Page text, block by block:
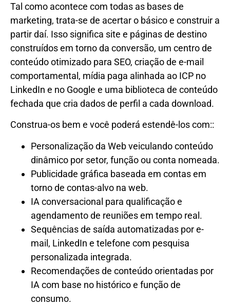
Tal como acontece com todas as bases de
marketing, trata-se de acertar o básico e construir a
partir daí. Isso significa site e páginas de destino
construídos em torno da conversão, um centro de
conteúdo otimizado para SEO, criação de e-mail
comportamental, mídia paga alinhada ao ICP no
LinkedIn e no Google e uma biblioteca de conteúdo
fechada que cria dados de perfil a cada download.
Construa-os bem e você poderá estendê-los com::
Personalização da Web veiculando conteúdo
dinâmico por setor, função ou conta nomeada.
Publicidade gráfica baseada em contas em
torno de contas-alvo na web.
IA conversacional para qualificação e
agendamento de reuniões em tempo real.
Sequências de saída automatizadas por e-
mail, LinkedIn e telefone com pesquisa
personalizada integrada.
Recomendações de conteúdo orientadas por
IA com base no histórico e função de
consumo.